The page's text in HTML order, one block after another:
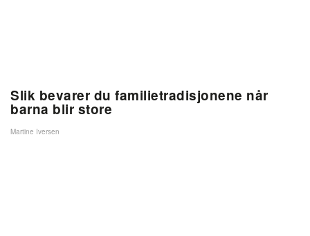
Slik bevarer du familietradisjonene når
barna blir store
Martine Iversen